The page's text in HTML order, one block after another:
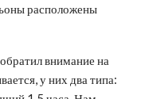
расположены
внимание на
у них два типа: